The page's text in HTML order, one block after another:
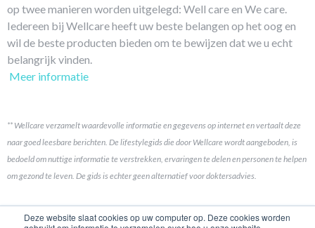
Deze website slaat cookies op uw computer op. Deze cookies worden
op twee manieren worden uitgelegd: Well care en We care.
Iedereen bij Wellcare heeft uw beste belangen op het oog en
wil de beste producten bieden om te bewijzen dat we u echt
belangrijk vinden.
Meer informatie
** Wellcare verzamelt waardevolle informatie en gegevens op internet en vertaalt deze
naar goed leesbare berichten. De lifestylegids die door Wellcare wordt aangeboden, is
bedoeld om nuttige informatie te verstrekken, ervaringen te delen en personen te helpen
om gezond te leven. De gids is echter geen alternatief voor doktersadvies.
Koppelingen